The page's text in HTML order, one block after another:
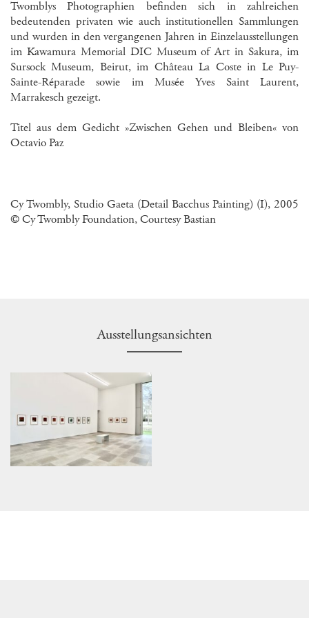
Twomblys Photographien befinden sich in zahlreichen
bedeutenden privaten wie auch institutionellen Sammlungen
und wurden in den vergangenen Jahren in Einzelausstellungen
im Kawamura Memorial DIC Museum of Art in Sakura, im
Sursock Museum, Beirut, im Château La Coste in Le Puy-
Sainte-Réparade sowie im Musée Yves Saint Laurent,
Marrakesch gezeigt.
Titel aus dem Gedicht »Zwischen Gehen und Bleiben« von
Octavio Paz
Cy Twombly, Studio Gaeta (Detail Bacchus Painting) (I), 2005
© Cy Twombly Foundation, Courtesy Bastian
Ausstellungsansichten